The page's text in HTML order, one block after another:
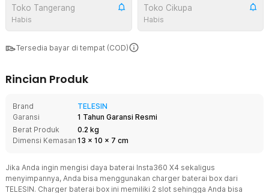
Toko Tangerang
Habis
Toko Cikupa
Habis
Tersedia bayar di tempat (COD)
Rincian Produk
Brand
TELESIN
Garansi
1 Tahun Garansi Resmi
Berat Produk
0.2 kg
Dimensi Kemasan 13 x 10 x 7 cm
Jika Anda ingin mengisi daya baterai Insta360 X4 sekaligus
menyimpannya, Anda bisa menggunakan charger baterai box dari
TELESIN. Charger baterai box ini memiliki 2 slot sehingga Anda bisa